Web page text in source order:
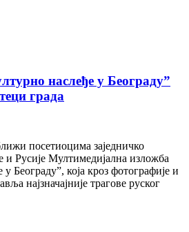
наслеђе у Београду”
града
посетиоцима заједничко
и Русије Мултимедијална изложба
Београду”, која кроз фотографије и
најзначајније трагове руског